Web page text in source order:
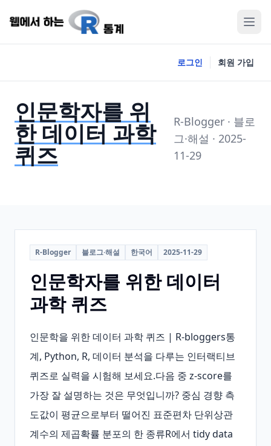
로그인 회원 가입
인문학자를 위
한 데이터 과학
퀴즈
R-Blogger · 블로
그·해설 · 2025-
11-29
R-Blogger 블로그·해설 한국어 2025-11-29
인문학자를 위한 데이터
과학 퀴즈
인문학을 위한 데이터 과학 퀴즈 | R‑bloggers통
계, Python, R, 데이터 분석을 다루는 인터랙티브
퀴즈로 실력을 시험해 보세요.다음 중 z‑score를
가장 잘 설명하는 것은 무엇입니까? 중심 경향 측
도값이 평균으로부터 떨어진 표준편차 단위상관
계수의 제곱확률 분포의 한 종류R에서 tidy data